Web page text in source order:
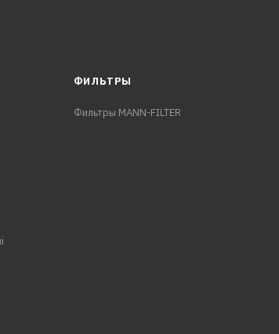
ФИЛЬТРЫ
Фильтры MANN-FILTER